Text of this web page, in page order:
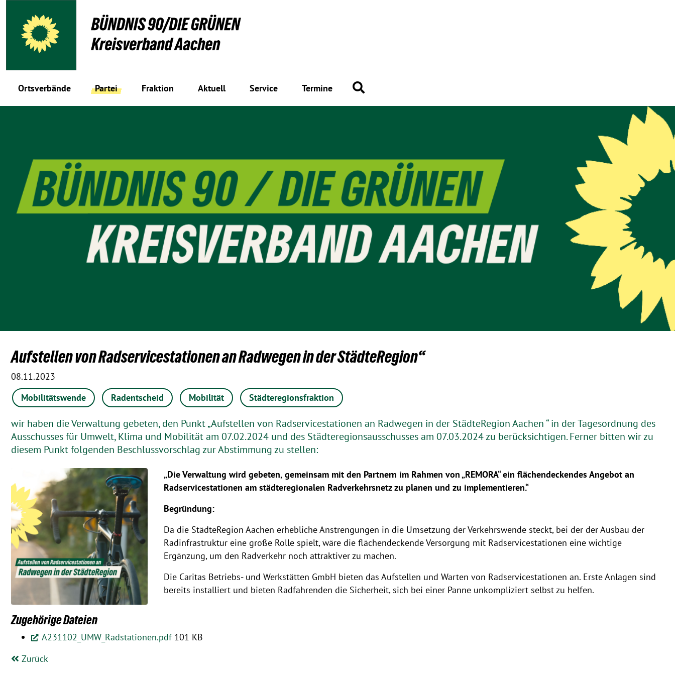
Ortsverbände Partei Fraktion Aktuell Service Termine
Aufstellen von Radservicestationen an Radwegen in der StädteRegion“
08.11.2023
Mobilitätswende
Radentscheid Mobilität Städteregionsfraktion
wir haben die Verwaltung gebeten, den Punkt „Aufstellen von Radservicestationen an Radwegen in der StädteRegion Aachen “ in der Tagesordnung des
Ausschusses für Umwelt, Klima und Mobilität am 07.02.2024 und des Städteregionsausschusses am 07.03.2024 zu berücksichtigen. Ferner bitten wir zu
diesem Punkt folgenden Beschlussvorschlag zur Abstimmung zu stellen:
„Die Verwaltung wird gebeten, gemeinsam mit den Partnern im Rahmen von „REMORA“ ein flächendeckendes Angebot an
Radservicestationen am städteregionalen Radverkehrsnetz zu planen und zu implementieren.“
Begründung:
Da die StädteRegion Aachen erhebliche Anstrengungen in die Umsetzung der Verkehrswende steckt, bei der der Ausbau der
Radinfrastruktur eine große Rolle spielt, wäre die flächendeckende Versorgung mit Radservicestationen eine wichtige
Ergänzung, um den Radverkehr noch attraktiver zu machen.
Die Caritas Betriebs- und Werkstätten GmbH bieten das Aufstellen und Warten von Radservicestationen an. Erste Anlagen sind
bereits installiert und bieten Radfahrenden die Sicherheit, sich bei einer Panne unkompliziert selbst zu helfen.
Zugehörige Dateien
A231102_UMW_Radstationen.pdf 101 KB
Zurück